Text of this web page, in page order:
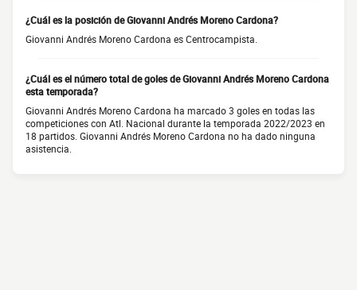
¿Cuál es la posición de Giovanni Andrés Moreno Cardona?
Giovanni Andrés Moreno Cardona es Centrocampista.
¿Cuál es el número total de goles de Giovanni Andrés Moreno Cardona
esta temporada?
Giovanni Andrés Moreno Cardona ha marcado 3 goles en todas las
competiciones con Atl. Nacional durante la temporada 2022/2023 en
18 partidos. Giovanni Andrés Moreno Cardona no ha dado ninguna
asistencia.